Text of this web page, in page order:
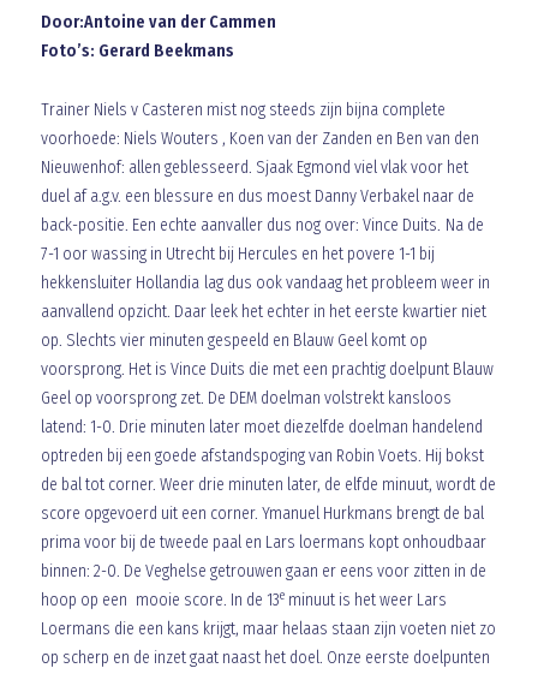
Door:Antoine van der Cammen
Foto’s: Gerard Beekmans
Trainer Niels v Casteren mist nog steeds zijn bijna complete
voorhoede: Niels Wouters , Koen van der Zanden en Ben van den
Nieuwenhof: allen geblesseerd. Sjaak Egmond viel vlak voor het
duel af a.g.v. een blessure en dus moest Danny Verbakel naar de
back-positie. Een echte aanvaller dus nog over: Vince Duits. Na de
7-1 oor wassing in Utrecht bij Hercules en het povere 1-1 bij
hekkensluiter Hollandia lag dus ook vandaag het probleem weer in
aanvallend opzicht. Daar leek het echter in het eerste kwartier niet
op. Slechts vier minuten gespeeld en Blauw Geel komt op
voorsprong. Het is Vince Duits die met een prachtig doelpunt Blauw
Geel op voorsprong zet. De DEM doelman volstrekt kansloos
latend: 1-0. Drie minuten later moet diezelfde doelman handelend
optreden bij een goede afstandspoging van Robin Voets. Hij bokst
de bal tot corner. Weer drie minuten later, de elfde minuut, wordt de
score opgevoerd uit een corner. Ymanuel Hurkmans brengt de bal
prima voor bij de tweede paal en Lars loermans kopt onhoudbaar
binnen: 2-0. De Veghelse getrouwen gaan er eens voor zitten in de
hoop op een mooie score. In de 13eminuut is het weer Lars
Loermans die een kans krijgt, maar helaas staan zijn voeten niet zo
op scherp en de inzet gaat naast het doel. Onze eerste doelpunten